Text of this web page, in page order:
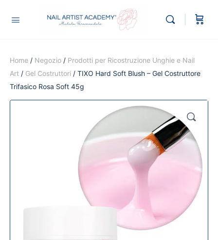
Home / Negozio / Prodotti per Ricostruzione Unghie e Nail
Art / Gel Costruttori / TIXO Hard Soft Blush – Gel Costruttore
Trifasico Rosa Soft 45g
🔍